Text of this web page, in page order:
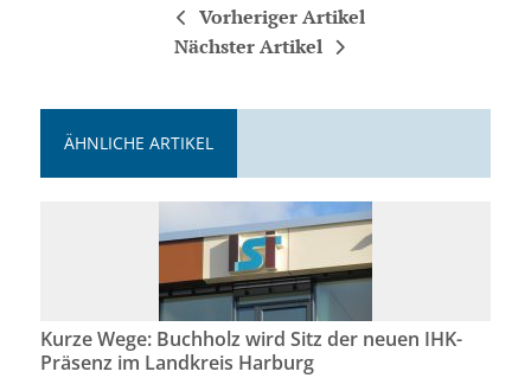
Vorheriger Artikel
Nächster Artikel
ÄHNLICHE ARTIKEL
Kurze Wege: Buchholz wird Sitz der neuen IHK-
Präsenz im Landkreis Harburg